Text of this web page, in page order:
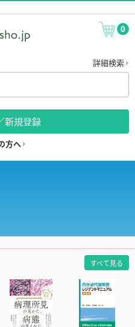
0
詳細検索
新規登録
方へ
すべて見る